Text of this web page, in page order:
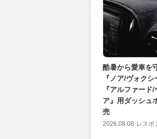
酷暑から愛車を
『ノア/ヴォク
『アルファード
ア』用ダッシュ
売
2026.08.08 レスポ